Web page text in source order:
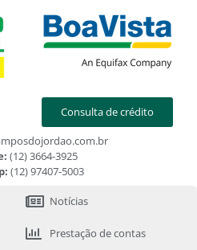
Consulta de crédito
(12) 3664-3925
(12) 97407-5003
Notícias
Prestação de contas